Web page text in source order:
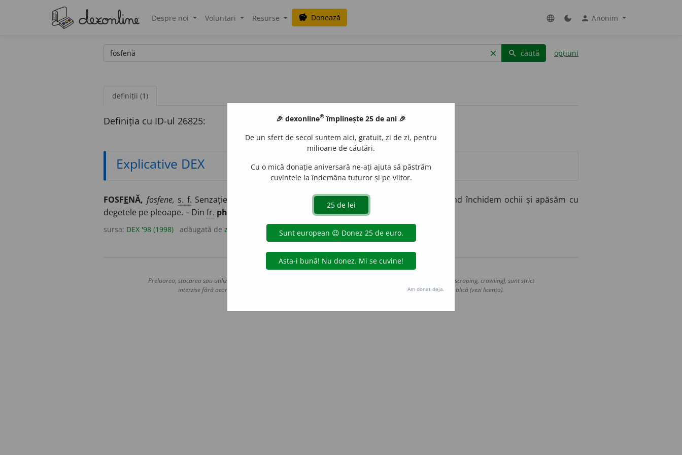
Despre noi Voluntari Resurse savings Donează language dark_mode person Anonim
clear search caută opțiuni
definiții (1)
Definiția cu ID-ul 26825:
Explicative DEX
FOSFENĂ, fosfene, s. f. Senzație care apare sub forma unor puncte luminoase atunci când închidem ochii și apăsăm cu
degetele pe pleoape. – Din fr. phosphène.
sursa: DEX '98 (1998) adăugată de zaraza_joe acțiuni
Copyright © 2004-2026 dexonline (https://dexonline.ro)
Preluarea, stocarea sau utilizarea datelor de pe acest site, inclusiv prin orice metode de extragere automată (web scraping, crawling), sunt strict
interzise fără acordul nostru prealabil scris, cu excepția seturilor de date oferite oficial spre utilizare publică (vezi licența).
🎉 dexonline® împlinește 25 de ani 🎉
De un sfert de secol suntem aici, gratuit, zi de zi, pentru
milioane de căutări.
Cu o mică donație aniversară ne-ați ajuta să păstrăm
cuvintele la îndemâna tuturor și pe viitor.
Am donat deja.